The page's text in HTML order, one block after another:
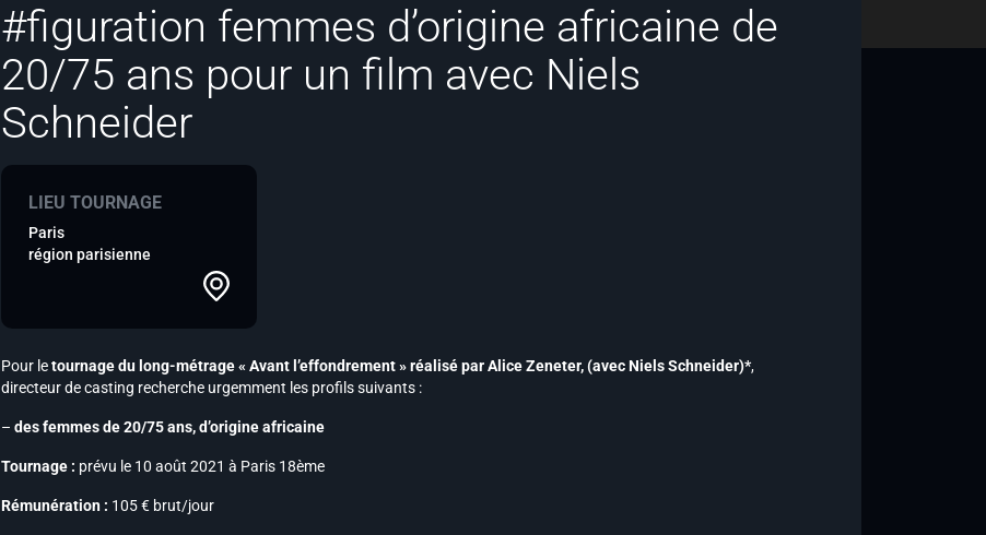
#figuration femmes d’origine africaine de
20/75 ans pour un film avec Niels
Schneider
LIEU TOURNAGE
Paris
région parisienne
Pour letournage du long-métrage « Avant l’effondrement » réalisé par Alice Zeneter,(avec Niels Schneider)*,
directeur de casting recherche urgemment les profils suivants :
– des femmes de 20/75 ans, d’origine africaine
Tournage : prévu le 10 août 2021 à Paris 18ème
Rémunération : 105 € brut/jour